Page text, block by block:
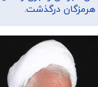
هرمزگان درگذشت.